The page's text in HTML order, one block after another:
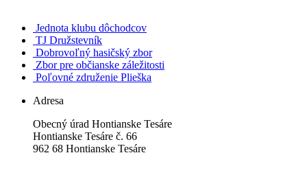
Jednota klubu dôchodcov
TJ Družstevník
Dobrovoľný hasičský zbor
Zbor pre občianske záležitosti
Poľovné združenie Plieška
Adresa
Obecný úrad Hontianske Tesáre
Hontianske Tesáre č. 66
962 68 Hontianske Tesáre